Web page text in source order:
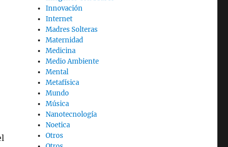
Innovación
Internet
Madres Solteras
Maternidad
Medicina
Medio Ambiente
Mental
Metafísica
Mundo
Música
Nanotecnología
Noetica
Otros